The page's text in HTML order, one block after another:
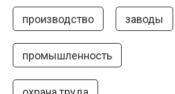
производство заводы
промышленность